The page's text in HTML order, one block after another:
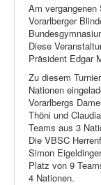
Am
Vorarlberger
Diese
Präsident Edgar
Zu diesem
Nationen
Vorarlbergs
Thöni und
Teams aus 3
Die VBSC
Simon
Platz von 9
4 Nationen.